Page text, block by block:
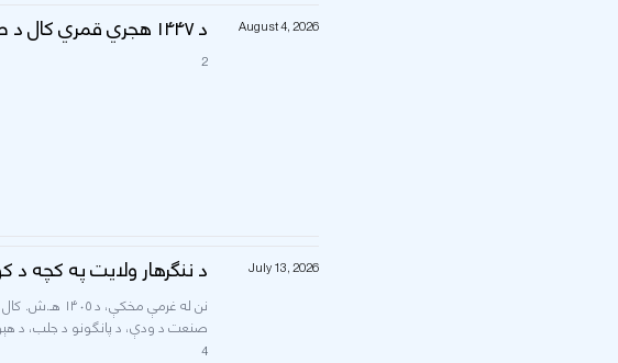
August 4, 2026 د ۱۴۴۷ هجري قمري کال د صنعت او سوداګرۍ وزارت لاسته راوړنې
2
July 13, 2026 د ننګرهار ولایت په کچه د
صنعت د ودې، د پانګونو د جلب، د
4